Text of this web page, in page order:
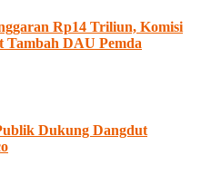
Rp14 Triliun, Komisi
Tambah DAU Pemda
Dukung Dangdut